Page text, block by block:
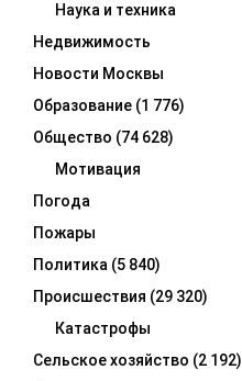
Наука и техника
Недвижимость
Новости Москвы
Образование (1 776)
Общество (74 628)
Мотивация
Погода
Пожары
Политика (5 840)
Происшествия (29 320)
Катастрофы
Сельское хозяйство (2 192)